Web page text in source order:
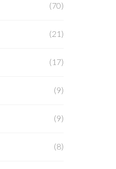
(70)
(21)
(17)
(9)
(9)
(8)